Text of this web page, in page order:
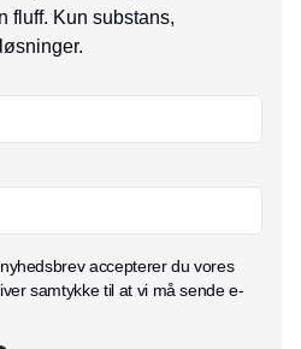
fluff. Kun substans,
accepterer du vores
samtykke til at vi må sende e-